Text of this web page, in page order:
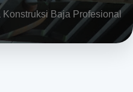
Baja Profesional